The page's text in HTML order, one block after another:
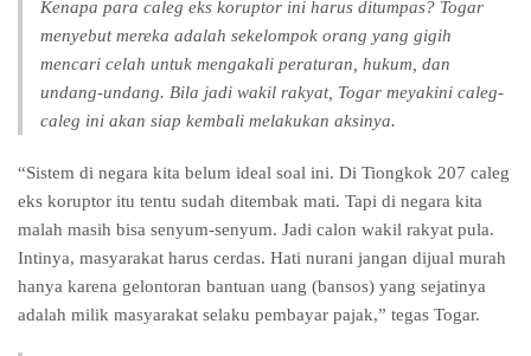
Kenapa para caleg eks koruptor ini harus ditumpas? Togar
menyebut mereka adalah sekelompok orang yang gigih
mencari celah untuk mengakali peraturan, hukum, dan
undang-undang. Bila jadi wakil rakyat, Togar meyakini caleg-
caleg ini akan siap kembali melakukan aksinya.
“Sistem di negara kita belum ideal soal ini. Di Tiongkok 207 caleg
eks koruptor itu tentu sudah ditembak mati. Tapi di negara kita
malah masih bisa senyum-senyum. Jadi calon wakil rakyat pula.
Intinya, masyarakat harus cerdas. Hati nurani jangan dijual murah
hanya karena gelontoran bantuan uang (bansos) yang sejatinya
adalah milik masyarakat selaku pembayar pajak,” tegas Togar.